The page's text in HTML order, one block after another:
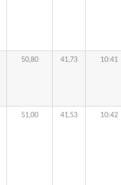
50,80 41,73 10:41
51,00 41,53 10:42